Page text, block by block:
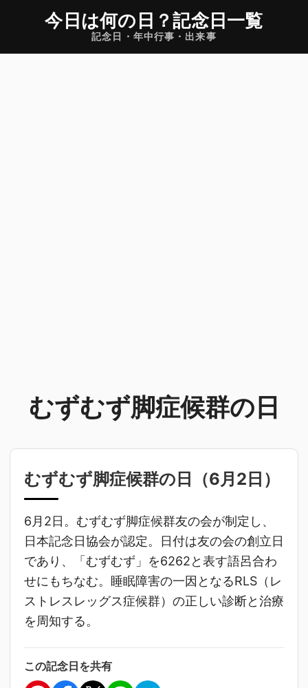
今日は何の日 ？記念日一覧
記念日・年中行事・出来事
むずむず脚症候群の日
むずむず脚症候群の日（6月2日 ）
6月2日。むずむず脚症候群友の会が制定し、
日本記念日協会が認定。日付は友の会の創立日
であり、「むずむず」を6262と表す語呂合わ
せにもちなむ。睡眠障害の一因となるRLS（レ
ストレスレッグス症候群）の正しい診断と治療
を周知する。
この記念日を共有